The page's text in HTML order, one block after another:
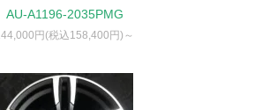
AU-A1196-2035PMG
円(税込158,400円)～